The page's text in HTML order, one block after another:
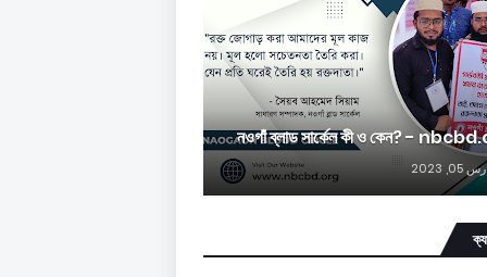
নওগাঁ ব্লাড সার্কেল কী ও কেন? -
05, 2023